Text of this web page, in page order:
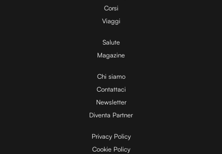
V
i
d
e
Corsi
Viaggi
Salute
Magazine
Chi siamo
Contattaci
Newsletter
Diventa Partner
Privacy Policy
Cookie Policy